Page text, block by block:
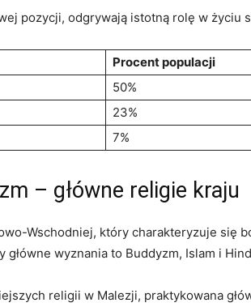
pozycji, odgrywają ‍istotną rolę ⁤w życiu
Procent⁣ populacji
50%
23%
7%
– główne religie kraju
Wschodniej, który⁢ charakteryzuje
wyznania to Buddyzm, Islam i
religii‌ w Malezji, ⁢praktykowana